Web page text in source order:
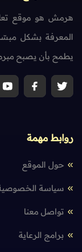
هرمش هو موقع
المعرفة بشكل
يطمح بأن يصبح
روابط مهمة
حول الموقع
سياسة
تواصل معنا
برامج الرعاية